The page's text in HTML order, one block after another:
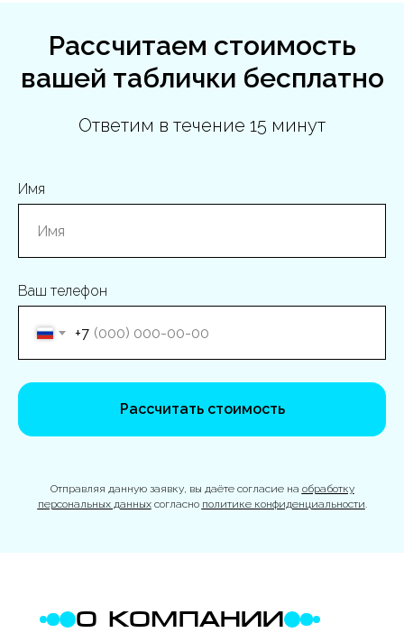
Рассчитаем стоимость
вашей таблички бесплатно
Ответим в течение 15 минут
Имя
Ваш телефон
+7
Рассчитать стоимость
Отправляя данную заявку, вы даёте согласие на обработку
персональных данныхсогласно политике конфиденциальности
О КОМПАНИИ